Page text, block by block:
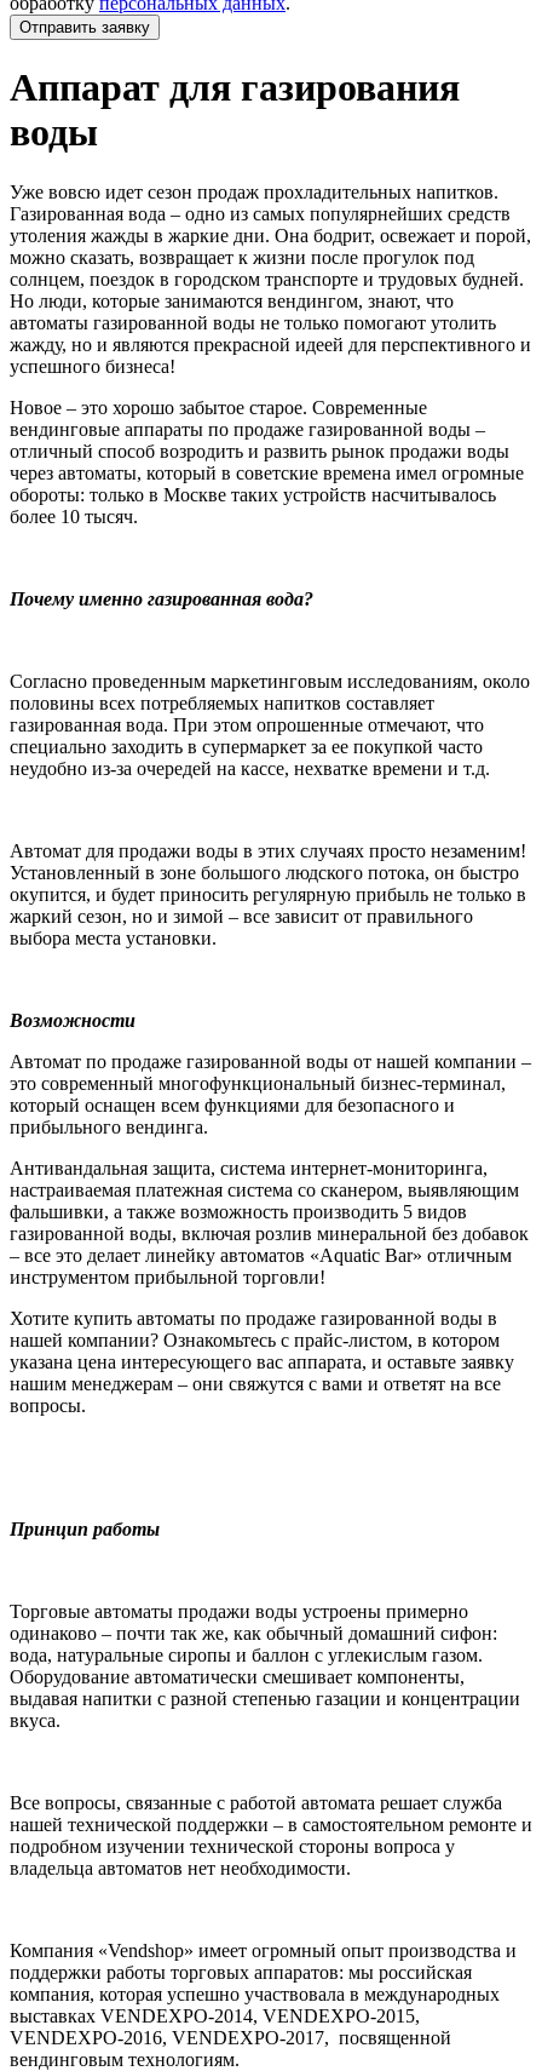
Отправить заявку
Аппарат для газирования
воды
Уже вовсю идет сезон продаж прохладительных напитков.
Газированная вода – одно из самых популярнейших средств
утоления жажды в жаркие дни. Она бодрит, освежает и порой,
можно сказать, возвращает к жизни после прогулок под
солнцем, поездок в городском транспорте и трудовых будней.
Но люди, которые занимаются вендингом, знают, что
автоматы газированной воды не только помогают утолить
жажду, но и являются прекрасной идеей для перспективного и
успешного бизнеса!
Новое – это хорошо забытое старое. Современные
вендинговые аппараты по продаже газированной воды –
отличный способ возродить и развить рынок продажи воды
через автоматы, который в советские времена имел огромные
обороты: только в Москве таких устройств насчитывалось
более 10 тысяч.
Почему именно газированная вода?
Согласно проведенным маркетинговым исследованиям, около
половины всех потребляемых напитков составляет
газированная вода. При этом опрошенные отмечают, что
специально заходить в супермаркет за ее покупкой часто
неудобно из-за очередей на кассе, нехватке времени и т.д.
Автомат для продажи воды в этих случаях просто незаменим!
Установленный в зоне большого людского потока, он быстро
окупится, и будет приносить регулярную прибыль не только в
жаркий сезон, но и зимой – все зависит от правильного
выбора места установки.
Возможности
Автомат по продаже газированной воды от нашей компании –
это современный многофункциональный бизнес-терминал,
который оснащен всем функциями для безопасного и
прибыльного вендинга.
Антивандальная защита, система интернет-мониторинга,
настраиваемая платежная система со сканером, выявляющим
фальшивки, а также возможность производить 5 видов
газированной воды, включая розлив минеральной без добавок
– все это делает линейку автоматов «Aquatic Bar» отличным
инструментом прибыльной торговли!
Хотите купить автоматы по продаже газированной воды в
нашей компании? Ознакомьтесь с прайс-листом, в котором
указана цена интересующего вас аппарата, и оставьте заявку
нашим менеджерам – они свяжутся с вами и ответят на все
вопросы.
Принцип работы
Торговые автоматы продажи воды устроены примерно
одинаково – почти так же, как обычный домашний сифон:
вода, натуральные сиропы и баллон с углекислым газом.
Оборудование автоматически смешивает компоненты,
выдавая напитки с разной степенью газации и концентрации
вкуса.
Все вопросы, связанные с работой автомата решает служба
нашей технической поддержки – в самостоятельном ремонте и
подробном изучении технической стороны вопроса у
владельца автоматов нет необходимости.
Компания «Vendshop» имеет огромный опыт производства и
поддержки работы торговых аппаратов: мы российская
компания, которая успешно участвовала в международных
выставках VENDEXPO-2014, VENDEXPO-2015,
VENDEXPO-2016, VENDEXPO-2017, посвященной
вендинговым технологиям.